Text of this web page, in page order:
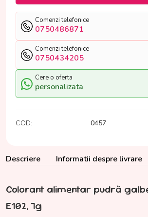
Comenzi telefonice
0750486871
Comenzi telefonice
0750434205
Cere o oferta
personalizata
COD: 0457
Descriere Informatii despre livrare
Colorant alimentar pudră
E102, 7g